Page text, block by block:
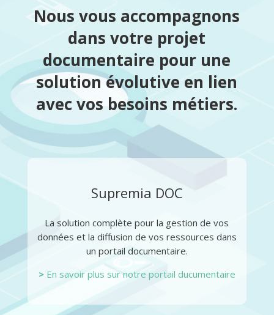
Nous vous accompagnons
dans votre projet
documentaire pour une
solution évolutive en lien
avec vos besoins métiers.
Supremia DOC
La solution complète pour la gestion de vos
données et la diffusion de vos ressources dans
un portail documentaire.
>En savoir plus sur notre portail ducumentaire